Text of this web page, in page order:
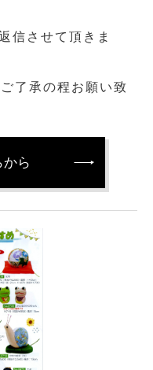
信させて頂きま
了承の程お願い致
ら